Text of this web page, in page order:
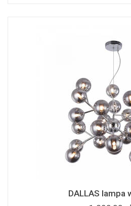
DALLAS lampa